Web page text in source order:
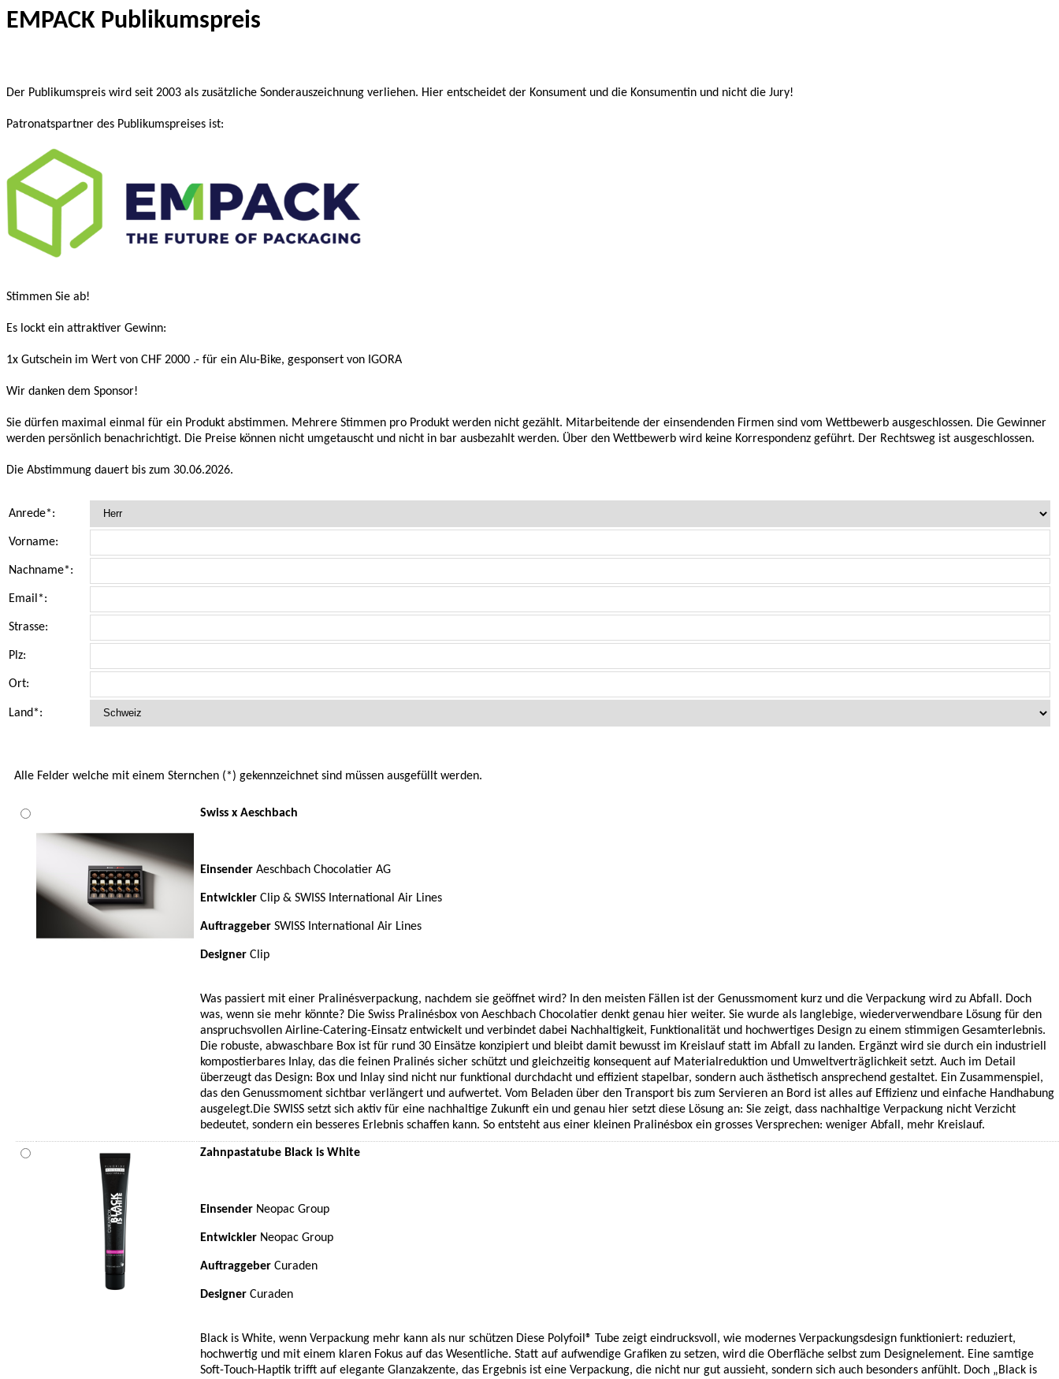
EMPACK Publikumspreis
Der Publikumspreis wird seit 2003 als zusätzliche Sonderauszeichnung verliehen. Hier entscheidet der Konsument und die Konsumentin und nicht die Jury!
Patronatspartner des Publikumspreises ist:
Stimmen Sie ab!
Es lockt ein attraktiver Gewinn:
1x Gutschein im Wert von CHF 2000 .- für ein Alu-Bike, gesponsert von IGORA
Wir danken dem Sponsor!
Sie dürfen maximal einmal für ein Produkt abstimmen. Mehrere Stimmen pro Produkt werden nicht gezählt. Mitarbeitende der einsendenden Firmen sind vom Wettbewerb ausgeschlossen. Die Gewinner
werden persönlich benachrichtigt. Die Preise können nicht umgetauscht und nicht in bar ausbezahlt werden. Über den Wettbewerb wird keine Korrespondenz geführt. Der Rechtsweg ist ausgeschlossen.
Die Abstimmung dauert bis zum 30.06.2026.
Anrede*:
Vorname:
Nachname*:
Email*:
Strasse:
Plz:
Ort:
Land*:
Alle Felder welche mit einem Sternchen (*) gekennzeichnet sind müssen ausgefüllt werden.
Swiss x Aeschbach
Einsender Aeschbach Chocolatier AG
Entwickler Clip & SWISS International Air Lines
Auftraggeber SWISS International Air Lines
Designer Clip
Was passiert mit einer Pralinésverpackung, nachdem sie geöffnet wird? In den meisten Fällen ist der Genussmoment kurz und die Verpackung wird zu Abfall. Doch
was, wenn sie mehr könnte? Die Swiss Pralinésbox von Aeschbach Chocolatier denkt genau hier weiter. Sie wurde als langlebige, wiederverwendbare Lösung für den
anspruchsvollen Airline-Catering-Einsatz entwickelt und verbindet dabei Nachhaltigkeit, Funktionalität und hochwertiges Design zu einem stimmigen Gesamterlebnis.
Die robuste, abwaschbare Box ist für rund 30 Einsätze konzipiert und bleibt damit bewusst im Kreislauf statt im Abfall zu landen. Ergänzt wird sie durch ein industriell
kompostierbares Inlay, das die feinen Pralinés sicher schützt und gleichzeitig konsequent auf Materialreduktion und Umweltverträglichkeit setzt. Auch im Detail
überzeugt das Design: Box und Inlay sind nicht nur funktional durchdacht und effizient stapelbar, sondern auch ästhetisch ansprechend gestaltet. Ein Zusammenspiel,
das den Genussmoment sichtbar verlängert und aufwertet. Vom Beladen über den Transport bis zum Servieren an Bord ist alles auf Effizienz und einfache Handhabung
ausgelegt.Die SWISS setzt sich aktiv für eine nachhaltige Zukunft ein und genau hier setzt diese Lösung an: Sie zeigt, dass nachhaltige Verpackung nicht Verzicht
bedeutet, sondern ein besseres Erlebnis schaffen kann. So entsteht aus einer kleinen Pralinésbox ein grosses Versprechen: weniger Abfall, mehr Kreislauf.
Zahnpastatube Black is White
Einsender Neopac Group
Entwickler Neopac Group
Auftraggeber Curaden
Designer Curaden
Black is White, wenn Verpackung mehr kann als nur schützen Diese Polyfoil® Tube zeigt eindrucksvoll, wie modernes Verpackungsdesign funktioniert: reduziert,
hochwertig und mit einem klaren Fokus auf das Wesentliche. Statt auf aufwendige Grafiken zu setzen, wird die Oberfläche selbst zum Designelement. Eine samtige
Soft-Touch-Haptik trifft auf elegante Glanzakzente, das Ergebnis ist eine Verpackung, die nicht nur gut aussieht, sondern sich auch besonders anfühlt. Doch „Black is